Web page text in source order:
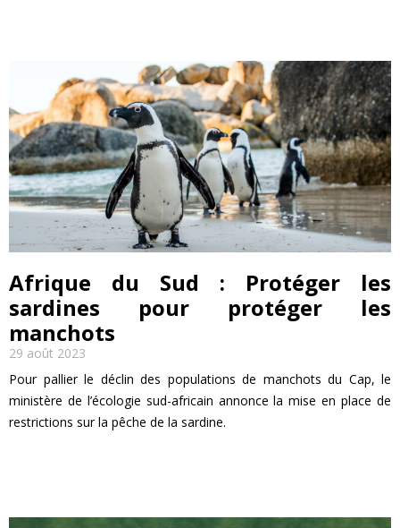
Afrique du Sud : Protéger les
sardines pour protéger les
manchots
29 août 2023
Pour pallier le déclin des populations de manchots du Cap, le
ministère de l’écologie sud-africain annonce la mise en place de
restrictions sur la pêche de la sardine.